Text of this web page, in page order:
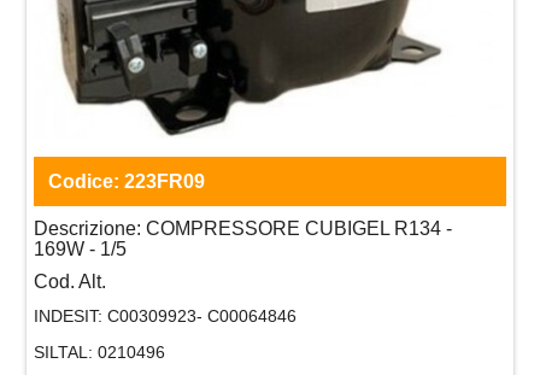
Codice: 223FR09
Descrizione: COMPRESSORE CUBIGEL R134 -
169W - 1/5
Cod. Alt.
INDESIT: C00309923- C00064846
SILTAL: 0210496